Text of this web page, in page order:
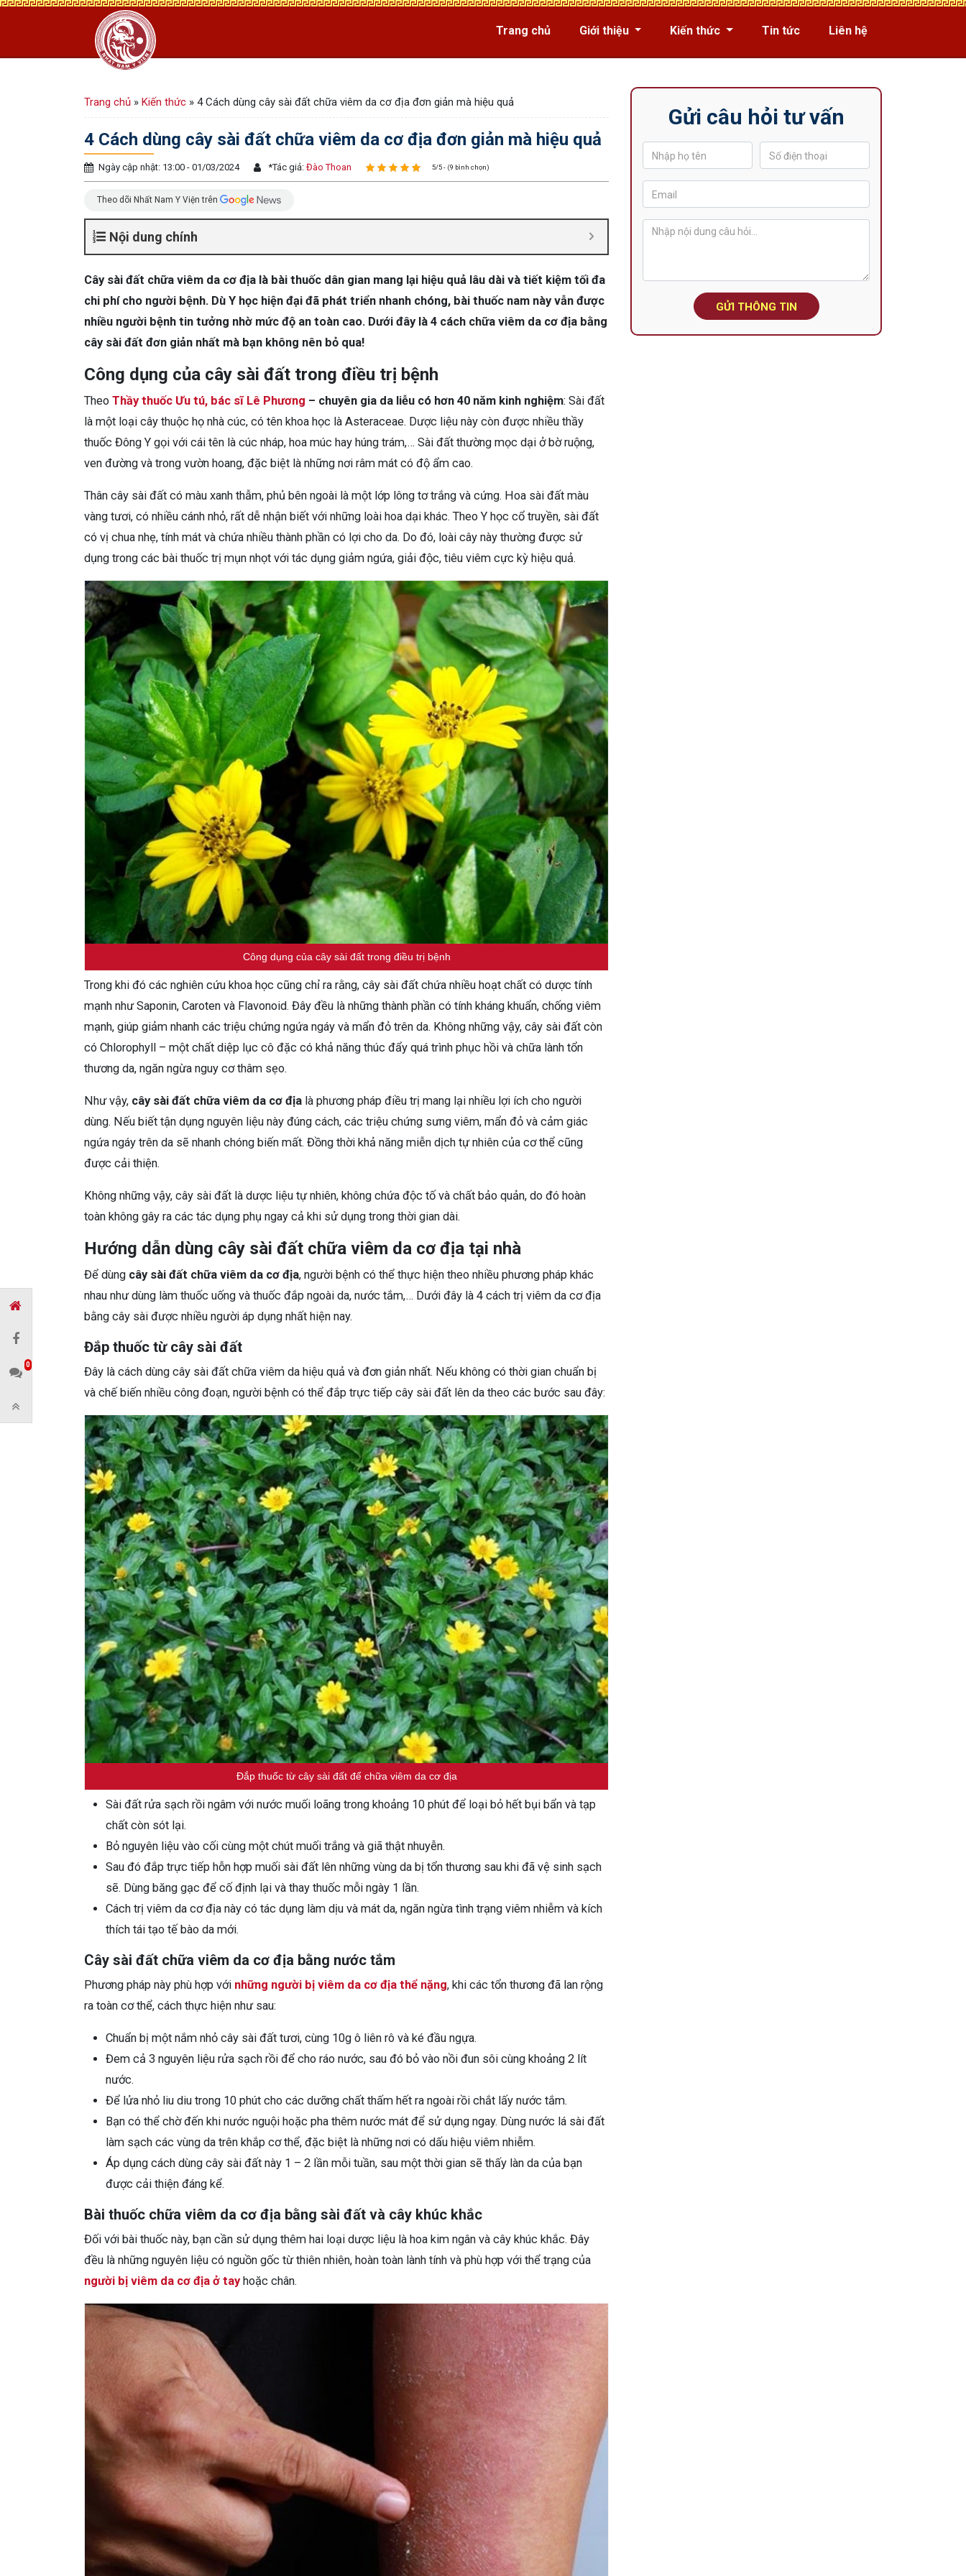
Trang chủ Giới thiệu Kiến thức Tin tức Liên hệ
Trang chủ » Kiến thức » 4 Cách dùng cây sài đất chữa viêm da cơ địa đơn giản mà hiệu quả
4 Cách dùng cây sài đất chữa viêm da cơ địa đơn giản mà hiệu quả
Ngày cập nhật: 13:00 - 01/03/2024 *Tác giả: Đào Thoan 5/5 - (9 bình chọn)
Theo dõi Nhất Nam Y Viện trên
Nội dung chính
Cây sài đất chữa viêm da cơ địa là bài thuốc dân gian mang lại hiệu quả lâu dài và tiết kiệm tối đa
chi phí cho người bệnh. Dù Y học hiện đại đã phát triển nhanh chóng, bài thuốc nam này vẫn được
nhiều người bệnh tin tưởng nhờ mức độ an toàn cao. Dưới đây là 4 cách chữa viêm da cơ địa bằng
cây sài đất đơn giản nhất mà bạn không nên bỏ qua!
Công dụng của cây sài đất trong điều trị bệnh
Theo Thầy thuốc Ưu tú, bác sĩ Lê Phương – chuyên gia da liễu có hơn 40 năm kinh nghiệm: Sài đất
là một loại cây thuộc họ nhà cúc, có tên khoa học là Asteraceae. Dược liệu này còn được nhiều thầy
thuốc Đông Y gọi với cái tên là cúc nháp, hoa múc hay húng trám,… Sài đất thường mọc dại ở bờ ruộng,
ven đường và trong vườn hoang, đặc biệt là những nơi râm mát có độ ẩm cao.
Thân cây sài đất có màu xanh thẫm, phủ bên ngoài là một lớp lông tơ trắng và cứng. Hoa sài đất màu
vàng tươi, có nhiều cánh nhỏ, rất dễ nhận biết với những loài hoa dại khác. Theo Y học cổ truyền, sài đất
có vị chua nhẹ, tính mát và chứa nhiều thành phần có lợi cho da. Do đó, loài cây này thường được sử
dụng trong các bài thuốc trị mụn nhọt với tác dụng giảm ngứa, giải độc, tiêu viêm cực kỳ hiệu quả.
Công dụng của cây sài đất trong điều trị bệnh
Trong khi đó các nghiên cứu khoa học cũng chỉ ra rằng, cây sài đất chứa nhiều hoạt chất có dược tính
mạnh như Saponin, Caroten và Flavonoid. Đây đều là những thành phần có tính kháng khuẩn, chống viêm
mạnh, giúp giảm nhanh các triệu chứng ngứa ngáy và mẩn đỏ trên da. Không những vậy, cây sài đất còn
có Chlorophyll – một chất diệp lục cô đặc có khả năng thúc đẩy quá trình phục hồi và chữa lành tổn
thương da, ngăn ngừa nguy cơ thâm sẹo.
Như vậy, cây sài đất chữa viêm da cơ địa là phương pháp điều trị mang lại nhiều lợi ích cho người
dùng. Nếu biết tận dụng nguyên liệu này đúng cách, các triệu chứng sưng viêm, mẩn đỏ và cảm giác
ngứa ngáy trên da sẽ nhanh chóng biến mất. Đồng thời khả năng miễn dịch tự nhiên của cơ thể cũng
được cải thiện.
Không những vậy, cây sài đất là dược liệu tự nhiên, không chứa độc tố và chất bảo quản, do đó hoàn
toàn không gây ra các tác dụng phụ ngay cả khi sử dụng trong thời gian dài.
Hướng dẫn dùng cây sài đất chữa viêm da cơ địa tại nhà
Để dùng cây sài đất chữa viêm da cơ địa, người bệnh có thể thực hiện theo nhiều phương pháp khác
nhau như dùng làm thuốc uống và thuốc đắp ngoài da, nước tắm,… Dưới đây là 4 cách trị viêm da cơ địa
bằng cây sài được nhiều người áp dụng nhất hiện nay.
Đắp thuốc từ cây sài đất
Đây là cách dùng cây sài đất chữa viêm da hiệu quả và đơn giản nhất. Nếu không có thời gian chuẩn bị
và chế biến nhiều công đoạn, người bệnh có thể đắp trực tiếp cây sài đất lên da theo các bước sau đây:
Đắp thuốc từ cây sài đất để chữa viêm da cơ địa
Sài đất rửa sạch rồi ngâm với nước muối loãng trong khoảng 10 phút để loại bỏ hết bụi bẩn và tạp
chất còn sót lại.
Bỏ nguyên liệu vào cối cùng một chút muối trắng và giã thật nhuyễn.
Sau đó đắp trực tiếp hỗn hợp muối sài đất lên những vùng da bị tổn thương sau khi đã vệ sinh sạch
sẽ. Dùng băng gạc để cố định lại và thay thuốc mỗi ngày 1 lần.
Cách trị viêm da cơ địa này có tác dụng làm dịu và mát da, ngăn ngừa tình trạng viêm nhiễm và kích
thích tái tạo tế bào da mới.
Cây sài đất chữa viêm da cơ địa bằng nước tắm
Phương pháp này phù hợp với những người bị viêm da cơ địa thể nặng, khi các tổn thương đã lan rộng
ra toàn cơ thể, cách thực hiện như sau:
Chuẩn bị một nắm nhỏ cây sài đất tươi, cùng 10g ô liên rô và ké đầu ngựa.
Đem cả 3 nguyên liệu rửa sạch rồi để cho ráo nước, sau đó bỏ vào nồi đun sôi cùng khoảng 2 lít
nước.
Để lửa nhỏ liu diu trong 10 phút cho các dưỡng chất thấm hết ra ngoài rồi chắt lấy nước tắm.
Bạn có thể chờ đến khi nước nguội hoặc pha thêm nước mát để sử dụng ngay. Dùng nước lá sài đất
làm sạch các vùng da trên khắp cơ thể, đặc biệt là những nơi có dấu hiệu viêm nhiễm.
Áp dụng cách dùng cây sài đất này 1 – 2 lần mỗi tuần, sau một thời gian sẽ thấy làn da của bạn
được cải thiện đáng kể.
Bài thuốc chữa viêm da cơ địa bằng sài đất và cây khúc khắc
Đối với bài thuốc này, bạn cần sử dụng thêm hai loại dược liệu là hoa kim ngân và cây khúc khắc. Đây
đều là những nguyên liệu có nguồn gốc từ thiên nhiên, hoàn toàn lành tính và phù hợp với thể trạng của
người bị viêm da cơ địa ở tayhoặc chân.
Gửi câu hỏi tư vấn
GỬI THÔNG TIN
0